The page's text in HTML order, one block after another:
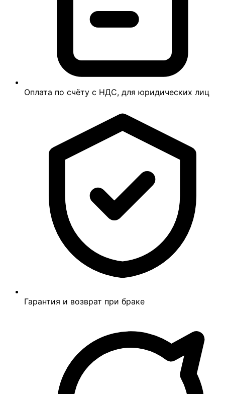
Оплата по счёту с НДС, для юридических лиц
Гарантия и возврат при браке